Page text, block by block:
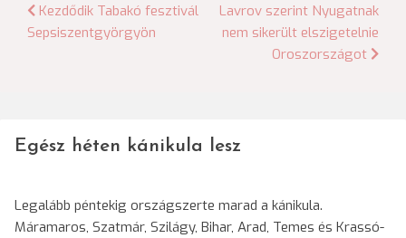
Bejegyzés
navigáció
Kezdődik Tabakó fesztivál
Sepsiszentgyörgyön
Lavrov szerint Nyugatnak
nem sikerült elszigetelnie
Oroszországot
Egész héten kánikula lesz
Legalább péntekig országszerte marad a kánikula.
Máramaros, Szatmár, Szilágy, Bihar, Arad, Temes és Krassó-